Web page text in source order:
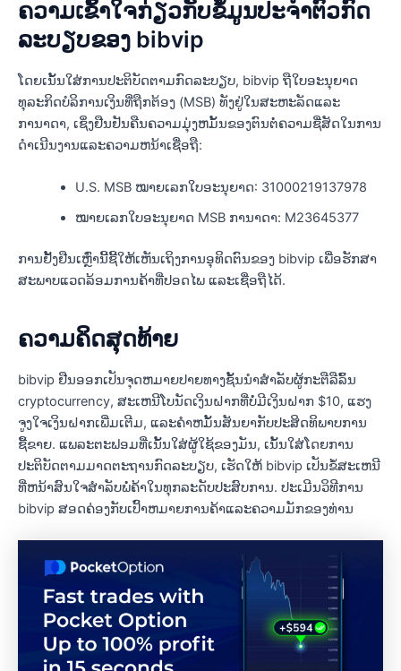
ຄວາມເຂົ້າໃຈກ່ຽວກັບຂໍ້ມູນປະຈໍາຕົວກົດ
ລະບຽບຂອງ bibvip
ໂດຍເນັ້ນໃສ່ການປະຕິບັດຕາມກົດລະບຽບ, bibvip ຖືໃບອະນຸຍາດ
ທຸລະກິດບໍລິການເງິນທີ່ຖືກຕ້ອງ (MSB) ທັງຢູ່ໃນສະຫະລັດແລະ
ການາດາ, ເຊິ່ງຢືນຢັນຄືນຄວາມມຸ່ງຫມັ້ນຂອງຕົນຕໍ່ຄວາມຊື່ສັດໃນການ
ດໍາເນີນງານແລະຄວາມຫນ້າເຊື່ອຖື:
U.S. MSB ໝາຍເລກໃບອະນຸຍາດ: 31000219137978
ໝາຍເລກໃບອະນຸຍາດ MSB ການາດາ: M23645377
ການຢັ້ງຢືນເຫຼົ່ານີ້ຊີ້ໃຫ້ເຫັນເຖິງການອຸທິດຕົນຂອງ bibvip ເພື່ອຮັກສາ
ສະພາບແວດລ້ອມການຄ້າທີ່ປອດໄພ ແລະເຊື່ອຖືໄດ້.
ຄວາມຄິດສຸດທ້າຍ
bibvip ຢືນອອກເປັນຈຸດຫມາຍປາຍທາງຊັ້ນນໍາສໍາລັບຜູ້ກະຕືລືລົ້ນ
cryptocurrency, ສະເຫນີໂບນັດເງິນຝາກທີ່ບໍ່ມີເງິນຝາກ $10, ແຮງ
ຈູງໃຈເງິນຝາກເພີ່ມເຕີມ, ແລະຄໍາຫມັ້ນສັນຍາກັບປະສິດທິພາບການ
ຊື້ຂາຍ. ແພລະຕະຟອມທີ່ເນັ້ນໃສ່ຜູ້ໃຊ້ຂອງມັນ, ເນັ້ນໃສ່ໂດຍການ
ປະຕິບັດຕາມມາດຕະຖານກົດລະບຽບ, ເຮັດໃຫ້ bibvip ເປັນຂໍ້ສະເຫນີ
ທີ່ຫນ້າສົນໃຈສໍາລັບພໍ່ຄ້າໃນທຸກລະດັບປະສົບການ. ປະເມີນວິທີການ
bibvip ສອດຄ່ອງກັບເປົ້າຫມາຍການຄ້າແລະຄວາມມັກຂອງທ່ານ